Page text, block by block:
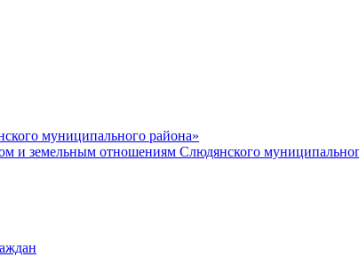
муниципального района»
земельным отношениям Слюдянского